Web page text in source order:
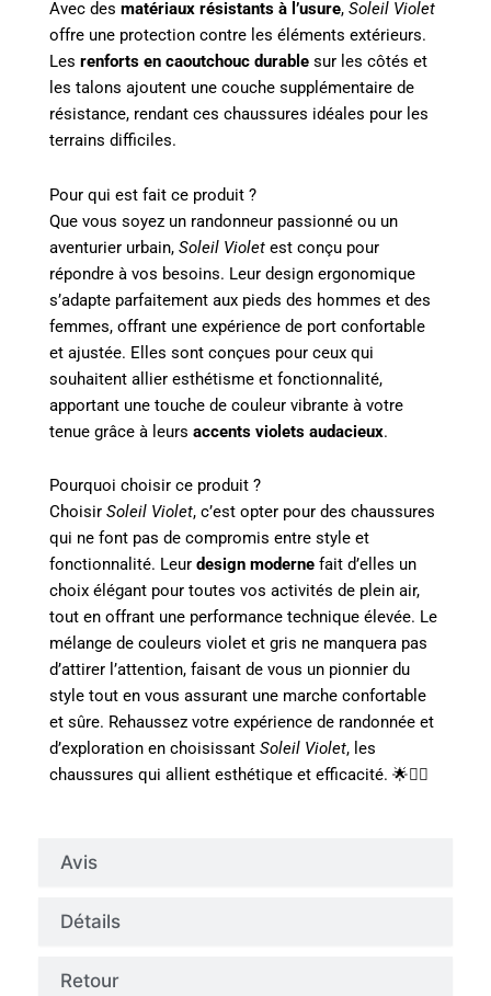
Avis
Détails
Retour
Avec des matériaux résistants à l’usure, Soleil Violet
offre une protection contre les éléments extérieurs.
Les renforts en caoutchouc durable sur les côtés et
les talons ajoutent une couche supplémentaire de
résistance, rendant ces chaussures idéales pour les
terrains difficiles.
Pour qui est fait ce produit ?
Que vous soyez un randonneur passionné ou un
aventurier urbain, Soleil Violet est conçu pour
répondre à vos besoins. Leur design ergonomique
s’adapte parfaitement aux pieds des hommes et des
femmes, offrant une expérience de port confortable
et ajustée. Elles sont conçues pour ceux qui
souhaitent allier esthétisme et fonctionnalité,
apportant une touche de couleur vibrante à votre
tenue grâce à leurs accents violets audacieux.
Pourquoi choisir ce produit ?
Choisir Soleil Violet, c’est opter pour des chaussures
qui ne font pas de compromis entre style et
fonctionnalité. Leur design moderne fait d’elles un
choix élégant pour toutes vos activités de plein air,
tout en offrant une performance technique élevée. Le
mélange de couleurs violet et gris ne manquera pas
d’attirer l’attention, faisant de vous un pionnier du
style tout en vous assurant une marche confortable
et sûre. Rehaussez votre expérience de randonnée et
d’exploration en choisissant Soleil Violet, les
chaussures qui allient esthétique et efficacité. 🌟🧗‍♂️